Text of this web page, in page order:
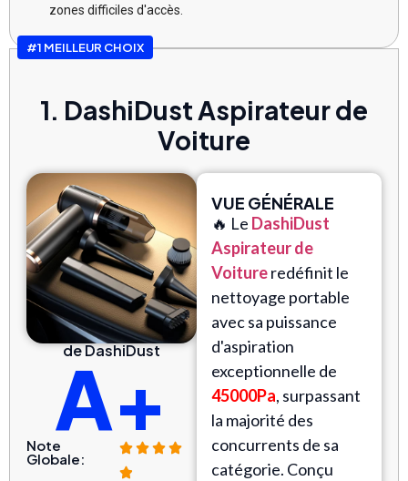
zones difficiles d'accès.
#1 MEILLEUR CHOIX
1. DashiDust Aspirateur de
Voiture
de DashiDust
A+
Note
Globale:
VUE GÉNÉRALE
🔥 Le DashiDust
Aspirateur de
Voitureredéfinit le
nettoyage portable
avec sa puissance
d'aspiration
exceptionnelle de
45000Pa, surpassant
la majorité des
concurrents de sa
catégorie. Conçu